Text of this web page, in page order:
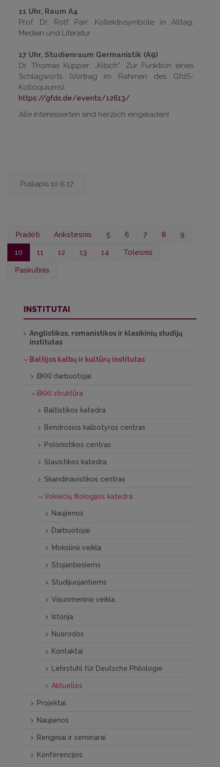
11 Uhr, Raum A4
Prof. Dr. Rolf Parr: Kollektivsymbole in Alltag,
Medien und Literatur
17 Uhr, Studienraum Germanistik (A9)
Dr. Thomas Küpper: „Kitsch“: Zur Funktion eines
Schlagworts (Vortrag im Rahmen des GfdS-
Kolloquiums).
https://gfds.de/events/12613/
Alle Interessierten sind herzlich eingeladen!
Puslapis 10 iš 17
Pradėti Ankstesnis 5 6 7 8
9
10
11 12 13 14
Tolesnis
Paskutinis
INSTITUTAI
Anglistikos, romanistikos ir klasikinių studijų
institutas
Baltijos kalbų ir kultūrų institutas
BKKI darbuotojai
BKKI struktūra
Baltistikos katedra
Bendrosios kalbotyros centras
Polonistikos centras
Slavistikos katedra
Skandinavistikos centras
Vokiečių filologijos katedra
Naujienos
Darbuotojai
Mokslinė veikla
Stojantiesiems
Studijuojantiems
Visuomeninė veikla
Istorija
Nuorodos
Kontaktai
Lehrstuhl für Deutsche Philologie
Aktuelles
Projektai
Naujienos
Renginiai ir seminarai
Konferencijos